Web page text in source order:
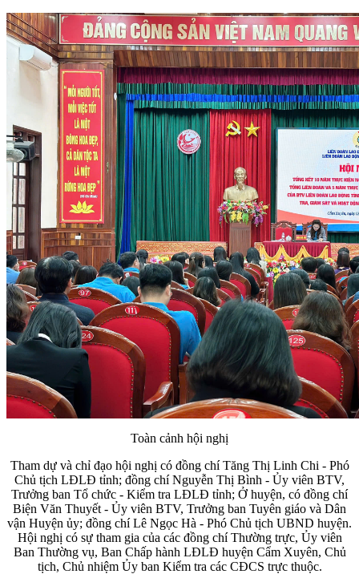
Toàn cảnh hội nghị
Tham dự và chỉ đạo hội nghị có đồng chí Tăng Thị Linh Chi - Phó
Chủ tịch LĐLĐ tỉnh; đồng chí Nguyễn Thị Bình - Ủy viên BTV,
Trưởng ban Tổ chức - Kiểm tra LĐLĐ tỉnh; Ở huyện, có đồng chí
Biện Văn Thuyết - Ủy viên BTV, Trưởng ban Tuyên giáo và Dân
vận Huyện ủy; đồng chí Lê Ngọc Hà - Phó Chủ tịch UBND huyện.
Hội nghị có sự tham gia của các đồng chí Thường trực, Ủy viên
Ban Thường vụ, Ban Chấp hành LĐLĐ huyện Cẩm Xuyên, Chủ
tịch, Chủ nhiệm Ủy ban Kiểm tra các CĐCS trực thuộc.